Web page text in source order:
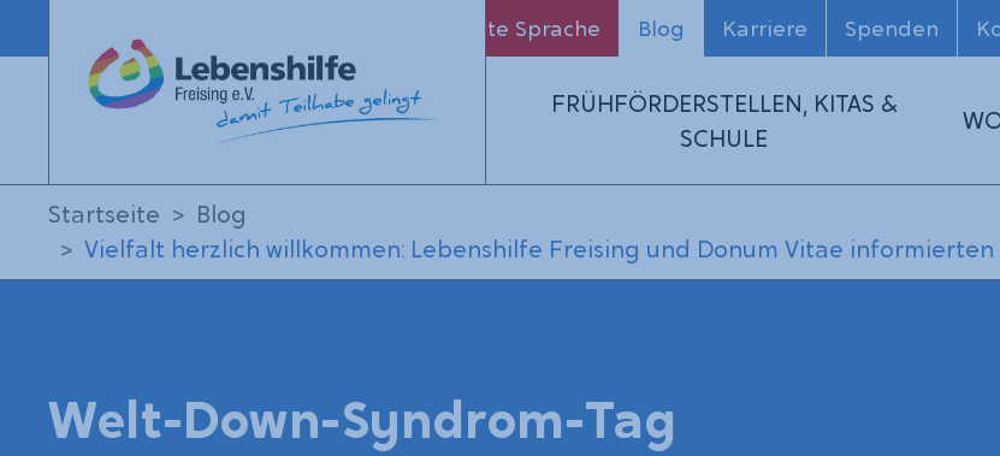
Leichte Sprache Blog Karriere Spenden
FRÜHFÖRDERSTELLEN, KITAS &
SCHULE
Startseite
Blog
Vielfalt herzlich willkommen: Lebenshilfe Freising und Donum Vitae informierten
Welt-Down-Syndrom-Tag